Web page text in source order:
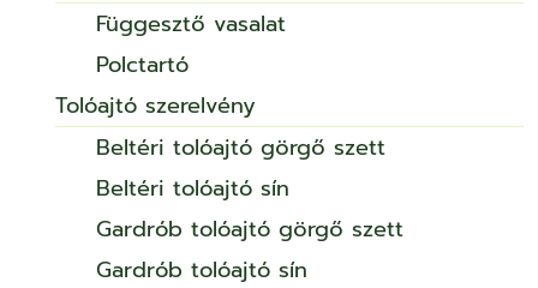
Függesztő vasalat
Polctartó
Tolóajtó szerelvény
Beltéri tolóajtó görgő szett
Beltéri tolóajtó sín
Gardrób tolóajtó görgő szett
Gardrób tolóajtó sín